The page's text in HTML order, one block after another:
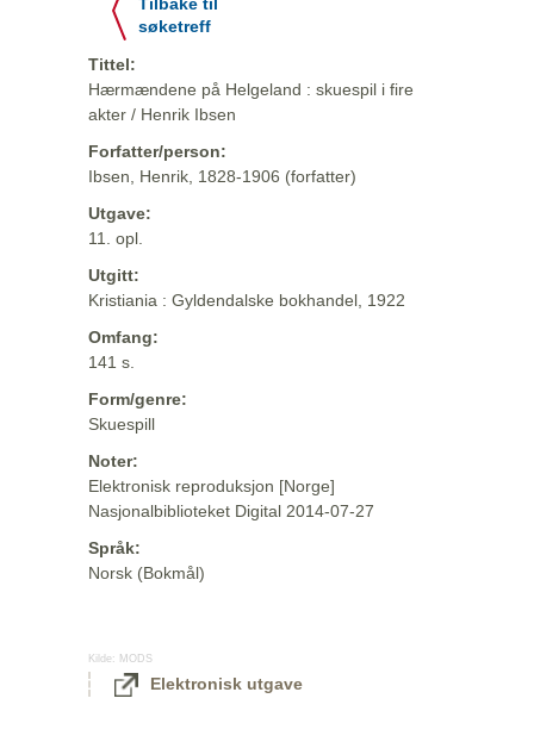
Tilbake til
søketreff
Tittel:
Hærmændene på Helgeland : skuespil i fire
akter / Henrik Ibsen
Forfatter/person:
Ibsen, Henrik, 1828-1906 (forfatter)
Utgave:
11. opl.
Utgitt:
Kristiania : Gyldendalske bokhandel, 1922
Omfang:
141 s.
Form/genre:
Skuespill
Noter:
Elektronisk reproduksjon [Norge]
Nasjonalbiblioteket Digital 2014-07-27
Språk:
Norsk (Bokmål)
Kilde: MODS
Elektronisk utgave